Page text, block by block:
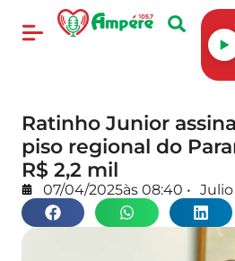
Ratinho Junior
piso regional do
R$ 2,2 mil
07/04/2025às 08:40 • Julio